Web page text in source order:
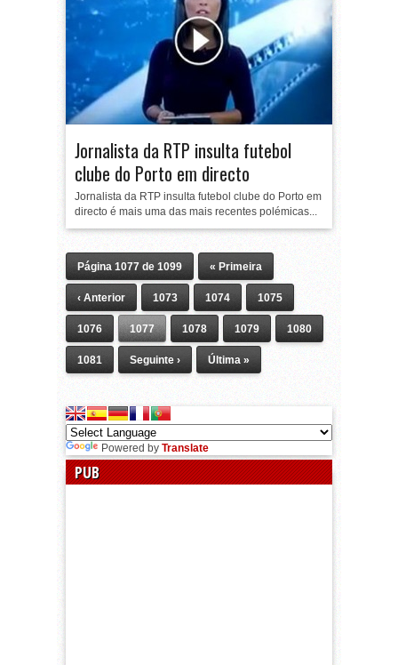
Jornalista da RTP insulta futebol
clube do Porto em directo
Jornalista da RTP insulta futebol clube do Porto em
directo é mais uma das mais recentes polémicas...
Página 1077 de 1099 « Primeira
‹ Anterior 1073 1074 1075
1076 1077 1078 1079 1080
1081 Seguinte › Última »
Powered by Translate
PUB